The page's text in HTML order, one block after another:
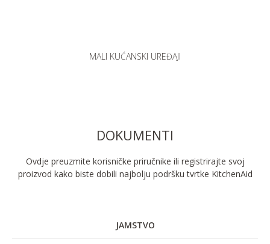
MALI KUĆANSKI UREĐAJI
DOKUMENTI
Ovdje preuzmite korisničke priručnike ili registrirajte svoj
proizvod kako biste dobili najbolju podršku tvrtke KitchenAid
JAMSTVO